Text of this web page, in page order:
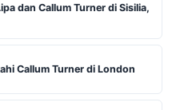
dan Callum Turner di Sisilia,
Callum Turner di London